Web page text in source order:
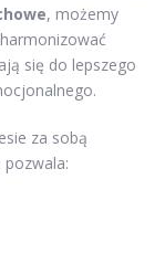
, możemy
się do lepszego
za sobą
pozwala: